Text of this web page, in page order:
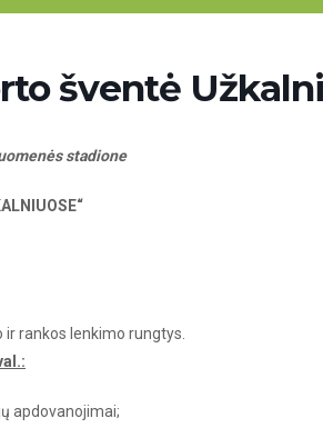
šventė
stadione
rankos lenkimo rungtys.
apdovanojimai;